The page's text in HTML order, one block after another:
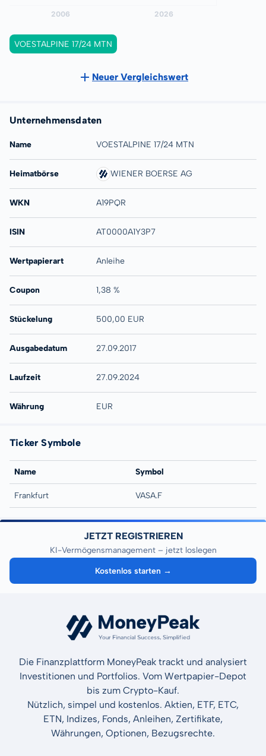
VOESTALPINE 17/24 MTN
Neuer Vergleichswert
Unternehmensdaten
Name VOESTALPINE 17/24 MTN
Heimatbörse WIENER BOERSE AG
WKN A19PQR
ISIN AT0000A1Y3P7
Wertpapierart Anleihe
Coupon 1,38 %
Stückelung 500,00 EUR
Ausgabedatum 27.09.2017
Laufzeit 27.09.2024
Währung EUR
Ticker Symbole
Name Symbol
Frankfurt VASA.F
JETZT REGISTRIEREN
KI-Vermögensmanagement – jetzt loslegen
Kostenlos starten →
Die Finanzplattform MoneyPeak trackt und analysiert
Investitionen und Portfolios. Vom Wertpapier-Depot
bis zum Crypto-Kauf.
Nützlich, simpel und kostenlos. Aktien, ETF, ETC,
ETN, Indizes, Fonds, Anleihen, Zertifikate,
Währungen, Optionen, Bezugsrechte.